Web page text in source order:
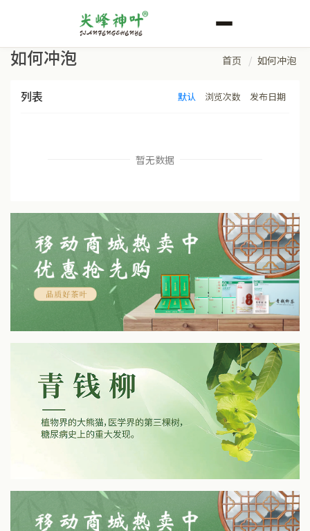
如何冲泡 首页 如何冲泡
列表 默认 浏览次数 发布日期
暂无数据